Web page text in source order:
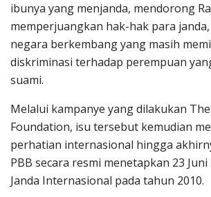
ibunya yang menjanda, mendorong
memperjuangkan hak-hak para
negara berkembang yang masih
diskriminasi terhadap perempuan
suami.
Melalui kampanye yang dilakukan
Foundation, isu tersebut kemudian
perhatian internasional hingga
PBB secara resmi menetapkan 23
Janda Internasional pada tahun 2010.